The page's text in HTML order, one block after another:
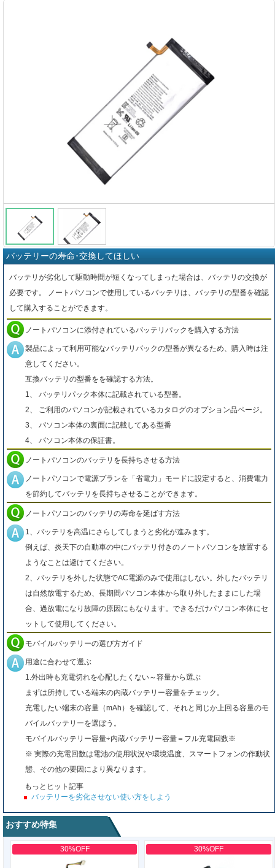
バッテリーの寿命･交換してほしい
バッテリが劣化して駆動時間が短くなってしまった場合は、バッテリの交換が
必要です。 ノートパソコンで使用しているバッテリは、バッテリの型番を確認
して購入することができます。
ノートパソコンに添付されているバッテリパックを購入する方法
製品によって利用可能なバッテリパックの型番が異なるため、購入時は注
意してください。
互換バッテリの型番をを確認する方法。
1、 バッテリパック本体に記載されている型番。
2、 ご利用のパソコンが記載されているカタログのオプション品ページ。
3、 パソコン本体の裏面に記載してある型番
4、 パソコン本体の保証書。
ノートパソコンのバッテリを長持ちさせる方法
ノートパソコンで電源プランを「省電力」モードに設定すると、消費電力
を節約してバッテリを長持ちさせることができます。
ノートパソコンのバッテリの寿命を延ばす方法
1、バッテリを高温にさらしてしまうと劣化が進みます。
例えば、炎天下の自動車の中にバッテリ付きのノートパソコンを放置する
ようなことは避けてください。
2、バッテリを外した状態でAC電源のみで使用はしない。外したバッテリ
は自然放電するため、長期間パソコン本体から取り外したままにした場
合、過放電になり故障の原因にもなります。できるだけパソコン本体にセ
ットして使用してください。
モバイルバッテリーの選び方ガイド
用途に合わせて選ぶ
1.外出時も充電切れを心配したくない～容量から選ぶ
まずは所持している端末の内蔵バッテリー容量をチェック。
充電したい端末の容量（mAh）を確認して、それと同じか上回る容量のモ
バイルバッテリーを選ぼう。
モバイルバッテリー容量÷内蔵バッテリー容量＝フル充電回数※
※ 実際の充電回数は電池の使用状況や環境温度、スマートフォンの作動状
態、その他の要因により異なります。
もっとヒット記事
バッテリーを劣化させない使い方をしよう
おすすめ特集
30%OFF 30%OFF